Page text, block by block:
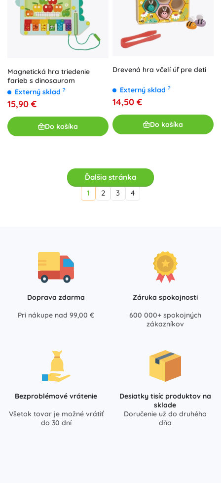
Magnetická hra triedenie
farieb s dinosaurom
Externý sklad ?
15,90 €
Do košíka
Drevená hra včelí úľ pre deti
Externý sklad ?
14,50 €
Do košíka
Ďalšia stránka
1
2 3 4
Doprava zdarma
Pri nákupe nad 99,00 €
Záruka spokojnosti
600 000+ spokojných
zákazníkov
Bezproblémové vrátenie
Všetok tovar je možné vrátiť
do 30 dní
Desiatky tisíc produktov na
sklade
Doručenie už do druhého
dňa